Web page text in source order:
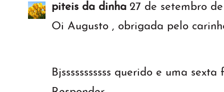
piteis da dinha 27 de setembro de
Oi Augusto , obrigada pelo
Bjsssssssssss querido e uma